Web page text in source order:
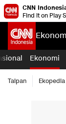
CNN
Find it on Play
Ekonomi
Taipan Ekopedia